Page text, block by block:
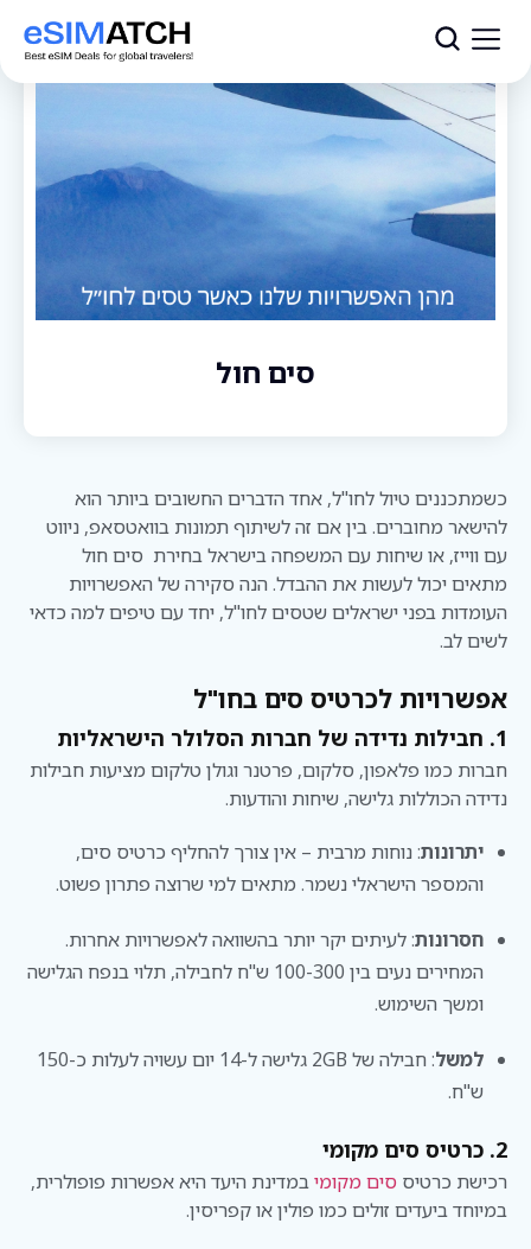
סים חול
כשמתכננים טיול לחו"ל, אחד הדברים החשובים ביותר הוא
להישאר מחוברים. בין אם זה לשיתוף תמונות בוואטסאפ, ניווט
עם ווייז, או שיחות עם המשפחה בישראל בחירת סים חול
מתאים יכול לעשות את ההבדל. הנה סקירה של האפשרויות
העומדות בפני ישראלים שטסים לחו"ל, יחד עם טיפים למה כדאי
לשים לב.
אפשרויות לכרטיס סים בחו"ל
1. חבילות נדידה של חברות הסלולר הישראליות
חברות כמו פלאפון, סלקום, פרטנר וגולן טלקום מציעות חבילות
נדידה הכוללות גלישה, שיחות והודעות.
יתרונות: נוחות מרבית – אין צורך להחליף כרטיס סים,
והמספר הישראלי נשמר. מתאים למי שרוצה פתרון פשוט.
חסרונות: לעיתים יקר יותר בהשוואה לאפשרויות אחרות.
המחירים נעים בין 100-300 ש"ח לחבילה, תלוי בנפח הגלישה
ומשך השימוש.
למשל
: חבילה של 2GB גלישה ל-14 יום עשויה לעלות כ-150
ש"ח.
2. כרטיס סים מקומי
רכישת כרטיס סים מקומיבמדינת היעד היא אפשרות פופולרית,
במיוחד ביעדים זולים כמו פולין או קפריסין.